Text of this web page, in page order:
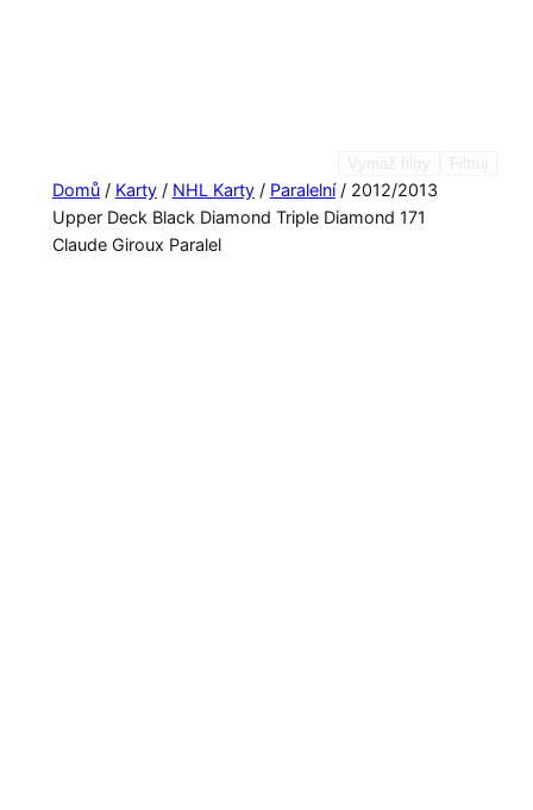
Domů/ Karty/ NHL Karty/ Paralelní/ 2012/2013
Upper Deck Black Diamond Triple Diamond 171
Claude Giroux Paralel